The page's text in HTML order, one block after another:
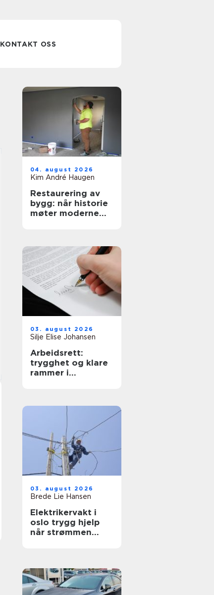
KONTAKT OSS
04. august 2026
Kim André Haugen
Restaurering av
bygg: når historie
møter moderne
03. august 2026
Silje Elise Johansen
Arbeidsrett:
trygghet og klare
rammer i
03. august 2026
Brede Lie Hansen
Elektrikervakt i
oslo trygg hjelp
når strømmen